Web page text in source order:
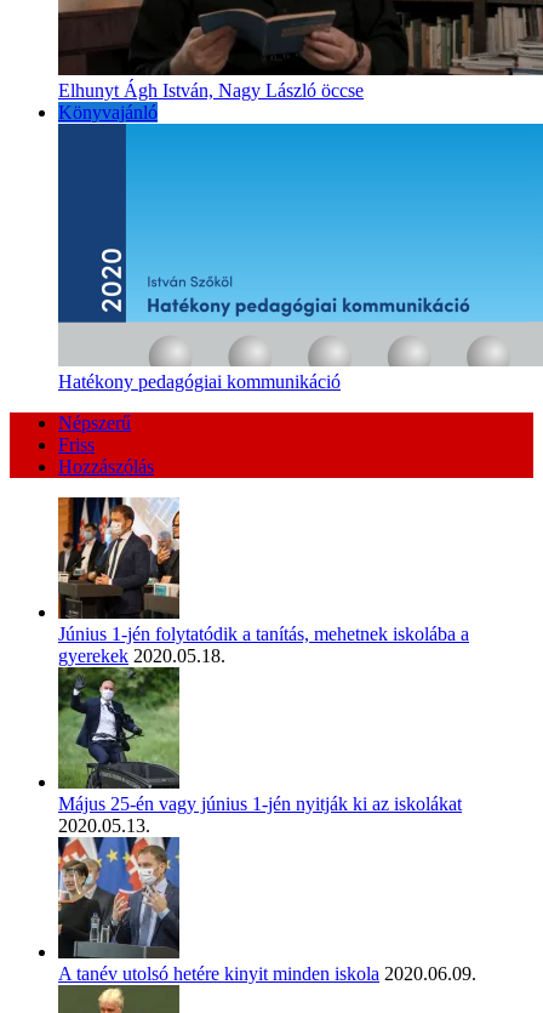
Elhunyt Ágh István, Nagy László öccse
Könyvajánló
Hatékony pedagógiai kommunikáció
Népszerű
Friss
Hozzászólás
Június 1-jén folytatódik a tanítás, mehetnek iskolába a
gyerekek 2020.05.18.
Május 25-én vagy június 1-jén nyitják ki az iskolákat
2020.05.13.
A tanév utolsó hetére kinyit minden iskola 2020.06.09.